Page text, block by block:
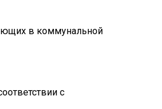
в коммунальной
с